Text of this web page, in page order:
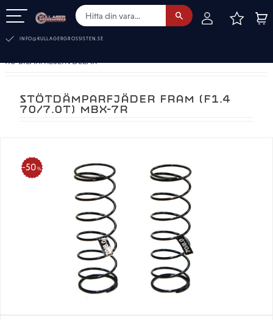
INFO@KULLAGERGROSSISTEN.SE
RC-BILAR. RESERVDELAR
STÖTDÄMPARFJÄDER FRAM (F1.4
70/7.0T) MBX-7R
50 %